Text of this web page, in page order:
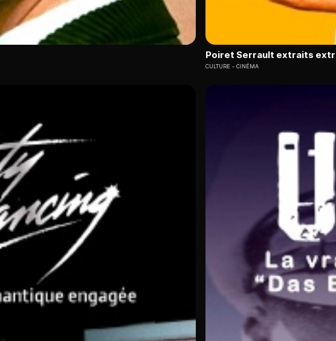
Poiret Serrault extraits
CULTURE CINÉMA